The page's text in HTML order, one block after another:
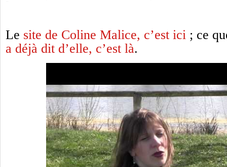
Le site de Coline Malice, c’est ici ; ce
a déjà dit d’elle, c’est là.